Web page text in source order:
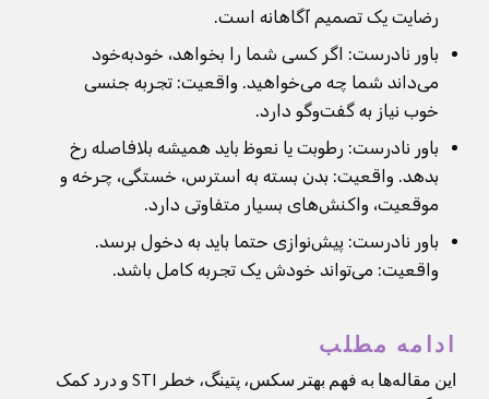
رضایت یک تصمیم آگاهانه است.
باور نادرست: اگر کسی شما را بخواهد، خودبه‌خود
می‌داند شما چه می‌خواهید. واقعیت: تجربه جنسی
خوب نیاز به گفت‌وگو دارد.
باور نادرست: رطوبت یا نعوظ باید همیشه بلافاصله رخ
بدهد. واقعیت: بدن بسته به استرس، خستگی، چرخه و
موقعیت، واکنش‌های بسیار متفاوتی دارد.
باور نادرست: پیش‌نوازی حتما باید به دخول برسد.
واقعیت: می‌تواند خودش یک تجربه کامل باشد.
ادامه مطلب
این مقاله‌ها به فهم بهتر سکس، پتینگ، خطر STI و درد کمک